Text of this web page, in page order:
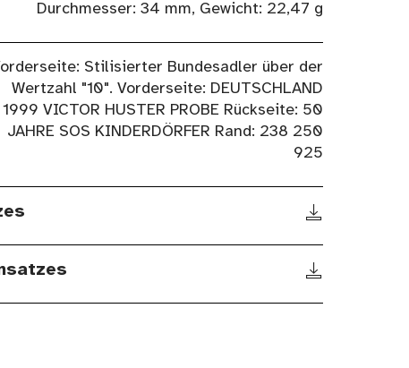
Durchmesser: 34 mm, Gewicht: 22,47 g
Stilisierter Bundesadler über der
Wertzahl "10". Vorderseite: DEUTSCHLAND
1999 VICTOR HUSTER PROBE Rückseite: 50
JAHRE SOS KINDERDÖRFER Rand: 238 250
925